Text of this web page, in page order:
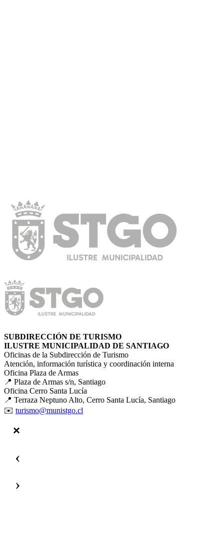
SUBDIRECCIÓN DE TURISMO
ILUSTRE MUNICIPALIDAD DE SANTIAGO
Oficinas de la Subdirección de Turismo
Atención, información turística y coordinación interna
Oficina Plaza de Armas
📍 Plaza de Armas s/n, Santiago
Oficina Cerro Santa Lucía
📍 Terraza Neptuno Alto, Cerro Santa Lucía, Santiago
✉️ turismo@munistgo.cl
‹
›